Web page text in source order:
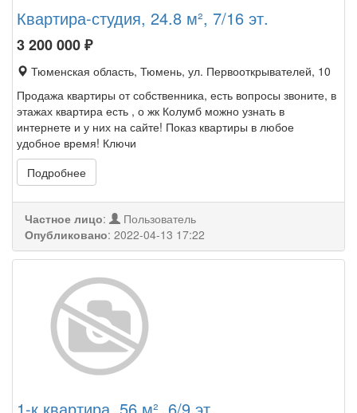
Квартира-студия, 24.8 м², 7/16 эт.
3 200 000₽
Тюменская область, Тюмень, ул. Первооткрывателей, 10
Продажа квартиры от собственника, есть вопросы звоните, в
этажах квартира есть , о жк Колумб можно узнать в
интернете и у них на сайте! Показ квартиры в любое
удобное время! Ключи
Подробнее
Частное лицо:
Пользователь
Опубликовано: 2022-04-13 17:22